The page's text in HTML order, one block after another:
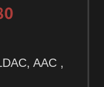
AAC ,